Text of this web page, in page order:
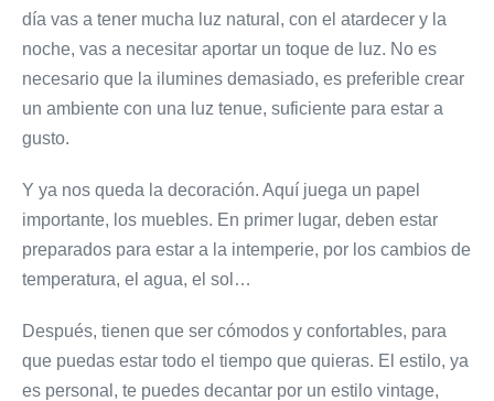
día vas a tener mucha luz natural, con el atardecer y la
noche, vas a necesitar aportar un toque de luz. No es
necesario que la ilumines demasiado, es preferible crear
un ambiente con una luz tenue, suficiente para estar a
gusto.
Y ya nos queda la decoración. Aquí juega un papel
importante, los muebles. En primer lugar, deben estar
preparados para estar a la intemperie, por los cambios de
temperatura, el agua, el sol…
Después, tienen que ser cómodos y confortables, para
que puedas estar todo el tiempo que quieras. El estilo, ya
es personal, te puedes decantar por un estilo vintage,